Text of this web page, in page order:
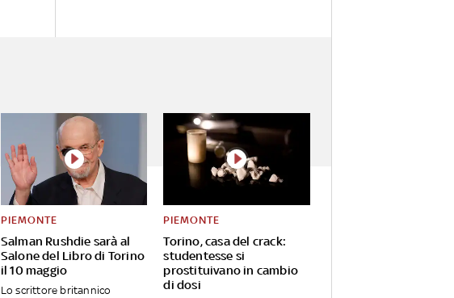
Salman Rushdie sarà al
Salone del Libro di Torino
il 10 maggio
PIEMONTE
Lo scrittore britannico
Torino, casa del crack:
studentesse si
prostituivano in cambio
di dosi
PIEMONTE